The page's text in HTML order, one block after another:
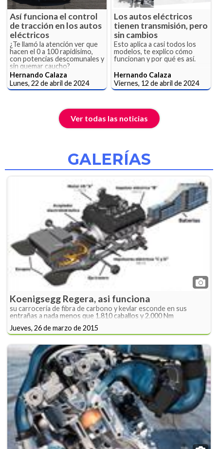
Así funciona el control
de tracción en los autos
eléctricos
¿Te llamó la atención ver que
hacen el 0 a 100 rapidísimo,
con potencias descomunales y
sin quemar caucho?
Hernando Calaza
Lunes, 22 de abril de 2024
Los autos eléctricos
tienen transmisión, pero
sin cambios
Esto aplica a casi todos los
modelos, te explico cómo
funcionan y por qué es así.
Hernando Calaza
Viernes, 12 de abril de 2024
Ver todas las noticias
GALERÍAS
Koenigsegg Regera, asi funciona
su carrocería de fibra de carbono y kevlar esconde en sus
entrañas a nada menos que 1.810 caballos y 2.000 Nm
Jueves, 26 de marzo de 2015